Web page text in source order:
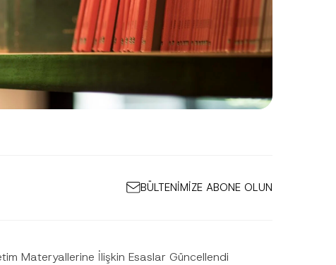
BÜLTENİMİZE ABONE OLUN
Materyallerine İlişkin Esaslar Güncellendi